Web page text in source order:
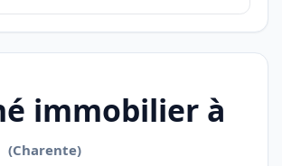
immobilier à
(Charente)